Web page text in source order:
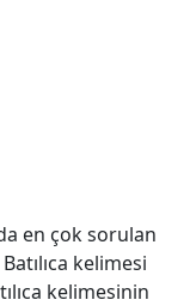
en çok sorulan
kelimesi
kelimesinin